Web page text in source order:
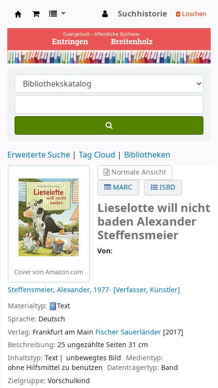
Ev. Bücherei Entringen
Suchhistorie Löschen
Erweiterte Suche Tag Cloud Bibliotheken
Cover von Amazon.com
Normale Ansicht
MARC
ISBD
Lieselotte will nicht
baden Alexander
Steffensmeier
Von:
Steffensmeier, Alexander, 1977- [Verfasser, Künstler]
Materialtyp:
Text
Sprache: Deutsch
Verlag: Frankfurt am Main Fischer Sauerländer [2017]
Beschreibung: 25 ungezählte Seiten 31 cm
Inhaltstyp: Text unbewegtes Bild Medientyp:
ohne Hilfsmittel zu benutzen Datenträgertyp: Band
Zielgruppe: Vorschulkind